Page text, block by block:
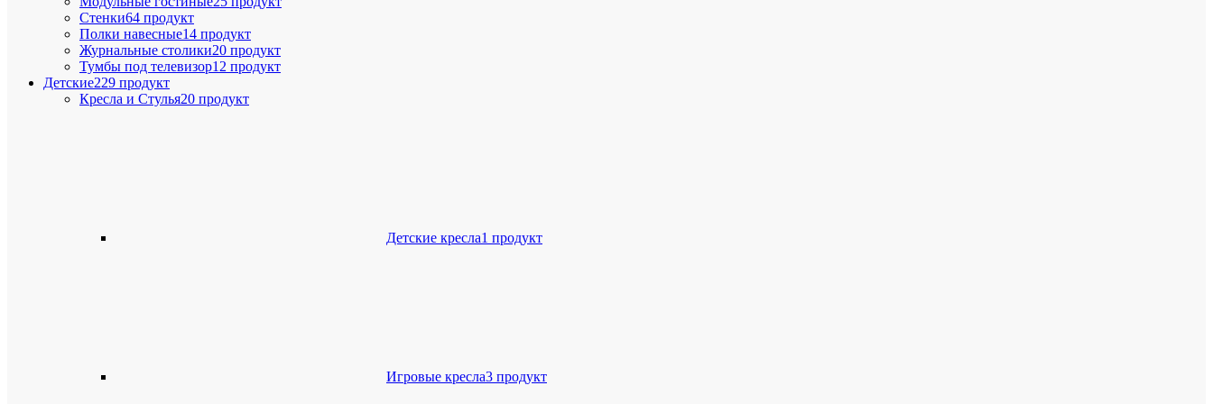
Стенки64 продукт
Полки навесные14 продукт
Журнальные столики20 продукт
Тумбы под телевизор12 продукт
Детские229 продукт
Кресла и Стулья20 продукт
Детские кресла1 продукт
Игровые кресла3 продукт